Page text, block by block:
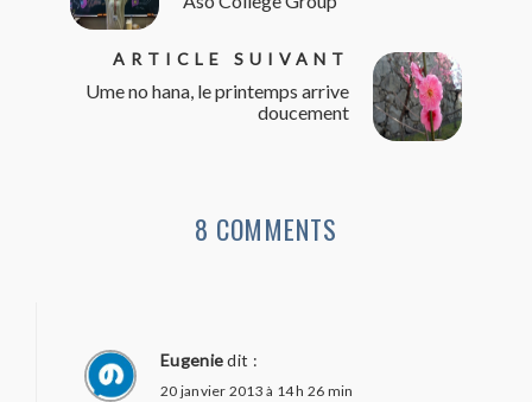
ARTICLE SUIVANT
Ume no hana, le printemps arrive
doucement
8 COMMENTS
Eugenie dit :
20 janvier 2013 à 14 h 26 min